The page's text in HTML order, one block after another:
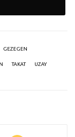
GEZEGEN
TAKAT
UZAY